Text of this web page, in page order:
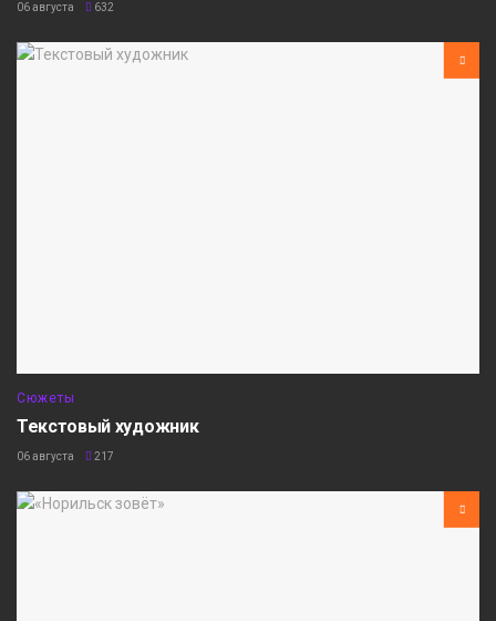
06 августа 632
Сюжеты
Текстовый художник
06 августа 217